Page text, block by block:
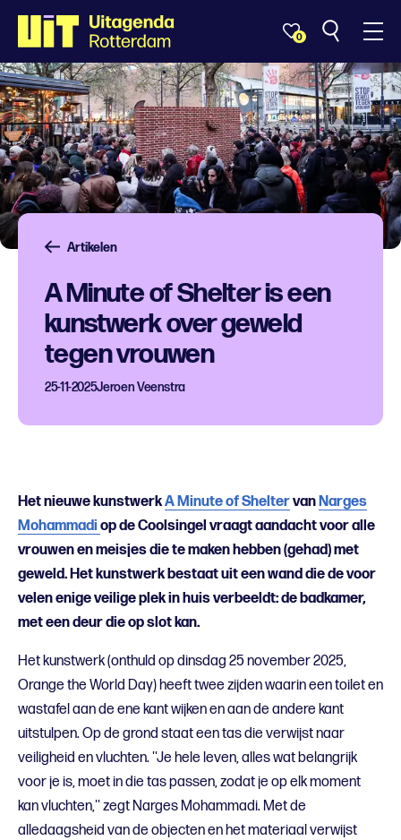
0
Artikelen
A Minute of Shelter is een
kunstwerk over geweld
tegen vrouwen
25-11-2025Jeroen Veenstra
Het nieuwe kunstwerkA Minute of SheltervanNarges
Mohammadi op de Coolsingel vraagt aandacht voor alle
vrouwen en meisjes die te maken hebben (gehad) met
geweld. Het kunstwerk bestaat uit een wand die de voor
velen enige veilige plek in huis verbeeldt: de badkamer,
met een deur die op slot kan.
Het kunstwerk (onthuld op dinsdag 25 november 2025,
Orange the World Day)heeft twee zijden waarin een toilet en
wastafel aan de ene kant wijken en aan de andere kant
uitstulpen. Op de grond staat een tas die verwijst naar
veiligheid en vluchten. ''Je hele leven, alles wat belangrijk
voor je is, moet in die tas passen, zodat je op elk moment
kan vluchten,'' zegt Narges Mohammadi. Met de
alledaagsheid van de objecten en het materiaal verwijst